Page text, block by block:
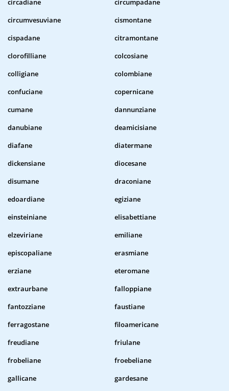
circadiane
circumpadane
circumvesuviane
cismontane
cispadane
citramontane
clorofilliane
colcosiane
colligiane
colombiane
confuciane
copernicane
cumane
dannunziane
danubiane
deamicisiane
diafane
diatermane
dickensiane
diocesane
disumane
draconiane
edoardiane
egiziane
einsteiniane
elisabettiane
elzeviriane
emiliane
episcopaliane
erasmiane
erziane
eteromane
extraurbane
falloppiane
fantozziane
faustiane
ferragostane
filoamericane
freudiane
friulane
frobeliane
froebeliane
gallicane
gardesane